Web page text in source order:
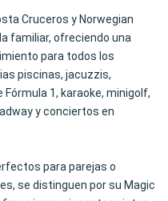
Cruceros y Norwegian
familiar, ofreciendo una
para todos los
piscinas, jacuzzis,
1, karaoke, minigolf,
y conciertos en
para parejas o
se distinguen por su Magic